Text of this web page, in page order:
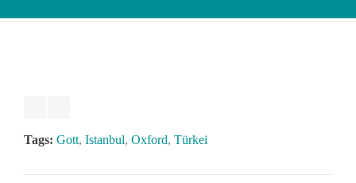
Tags: Gott, Istanbul, Oxford, Türkei